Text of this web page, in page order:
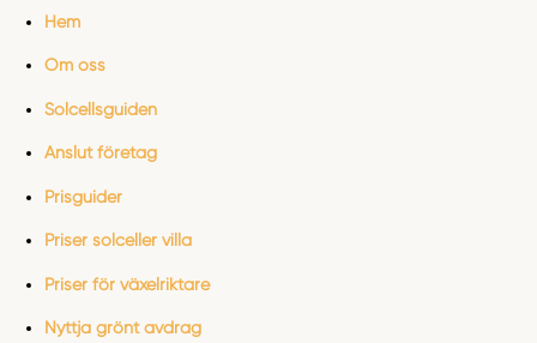
Hem
Om oss
Solcellsguiden
Anslut företag
Prisguider
Priser solceller villa
Priser för växelriktare
Nyttja grönt avdrag